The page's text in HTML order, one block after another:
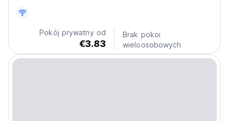
Pokój prywatny od
€3.83
Brak pokoi
wieloosobowych